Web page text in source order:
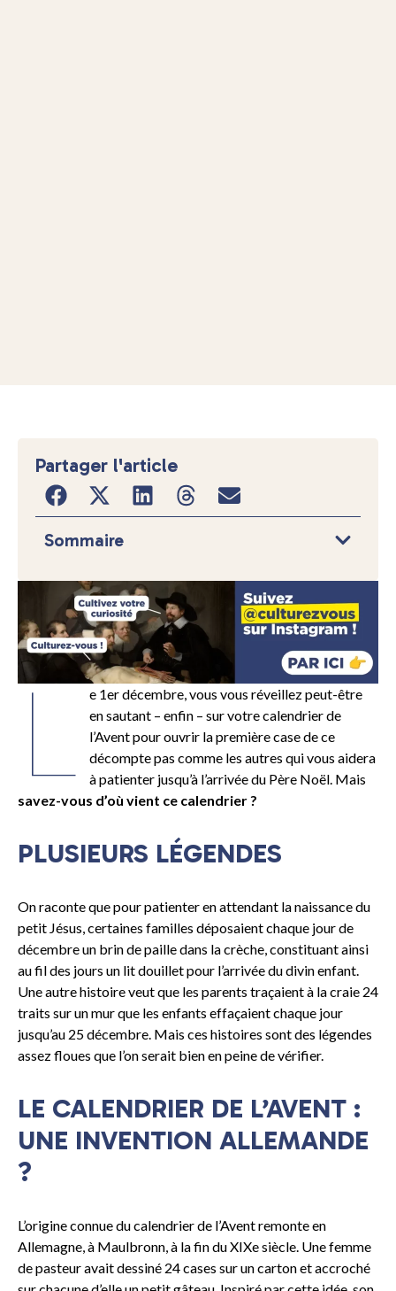
L
e 1er décembre, vous vous réveillez peut-être
en sautant – enfin – sur votre calendrier de
l’Avent pour ouvrir la première case de ce
décompte pas comme les autres qui vous aidera
à patienter jusqu’à l’arrivée du Père Noël. Mais
savez-vous d’où vient ce calendrier ?
PLUSIEURS LÉGENDES
On raconte que pour patienter en attendant la naissance du
petit Jésus, certaines familles déposaient chaque jour de
décembre un brin de paille dans la crèche, constituant ainsi
au fil des jours un lit douillet pour l’arrivée du divin enfant.
Une autre histoire veut que les parents traçaient à la craie 24
traits sur un mur que les enfants effaçaient chaque jour
jusqu’au 25 décembre. Mais ces histoires sont des légendes
assez floues que l’on serait bien en peine de vérifier.
LE CALENDRIER DE L’AVENT :
UNE INVENTION ALLEMANDE
?
L’origine connue du calendrier de l’Avent remonte en
Allemagne, à Maulbronn, à la fin du XIXe siècle. Une femme
de pasteur avait dessiné 24 cases sur un carton et accroché
Partager l'article
Sommaire